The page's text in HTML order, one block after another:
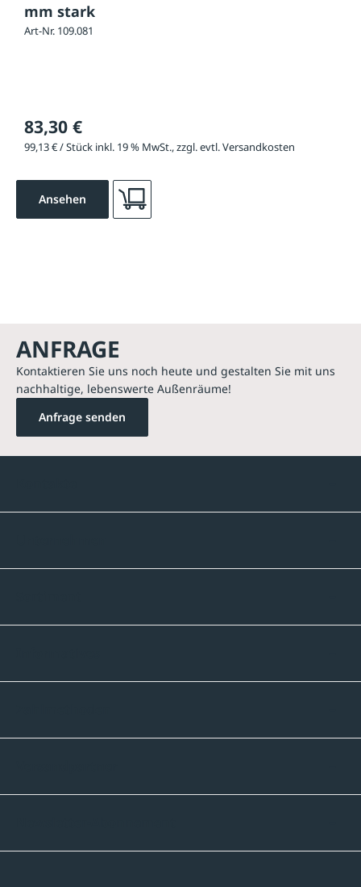
mm stark
Art-Nr. 109.081
83,30 €
99,13 € / Stück inkl. 19 % MwSt., zzgl. evtl. Versandkosten
Ansehen
ANFRAGE
Kontaktieren Sie uns noch heute und gestalten Sie mit uns
nachhaltige, lebenswerte Außenräume!
Anfrage senden